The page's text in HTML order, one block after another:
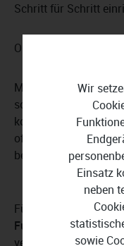
Schritt für Schritt
Online-Zugangsdaten
Mit Steganos Privacy
sorgenlos im Netz.
komfortables
offenlässt und den
bereithält.
Füllen Sie Ihre
Funktion
fehlerfrei
verwendete
Wir
Einsatz
neben
sowie